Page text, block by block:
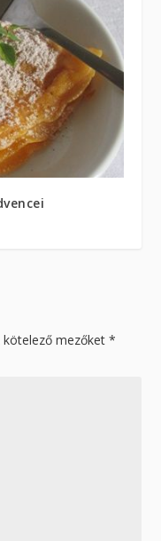
kötelező mezőket*